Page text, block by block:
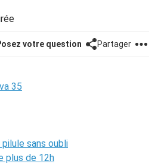
votre question Partager
35
sans oubli
plus de 12h